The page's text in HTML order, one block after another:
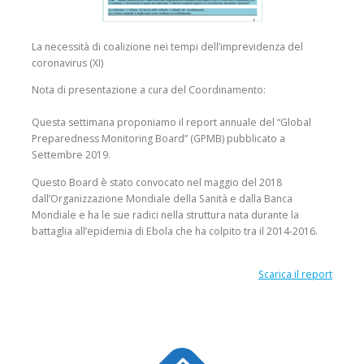
La necessità di coalizione nei tempi dell’imprevidenza del
coronavirus (XI)
Nota di presentazione a cura del Coordinamento:
Questa settimana proponiamo il report annuale del “Global
Preparedness Monitoring Board” (GPMB) pubblicato a
Settembre 2019.
Questo Board è stato convocato nel maggio del 2018
dall’Organizzazione Mondiale della Sanità e dalla Banca
Mondiale e ha le sue radici nella struttura nata durante la
battaglia all’epidemia di Ebola che ha colpito tra il 2014-2016.
Scarica il report